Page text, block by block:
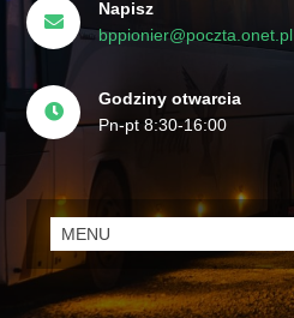
Napisz
bppionier@poczta.onet.pl
Godziny otwarcia
Pn-pt 8:30-16:00